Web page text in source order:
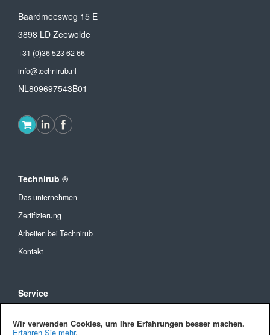
Wir verwenden Cookies, um Ihre Erfahrungen besser machen.
Erfahren Sie mehr.
Baardmeesweg 15 E
3898 LD Zeewolde
+31 (0)36 523 62 66
info@technirub.nl
NL809697543B01
Technirub ®
Das unternehmen
Zertifizierung
Arbeiten bei Technirub
Kontakt
Service
Versandkosten und Lieferung